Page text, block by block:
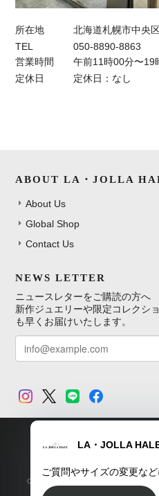
所在地
北海道札幌市中央
TEL
050-8890-8863
営業時間
午前11時00分〜19
定休日
定休日：なし
ABOUT LA・JOLLA
About Us
Global Shop
Contact Us
NEWS LETTER
ニュースレターをご購読の方へ
新作ジュエリーや限定コレクシ
も早くお届けいたします。
TOP プライバシーポリシー
Copyright © LA・JOLLA HALE